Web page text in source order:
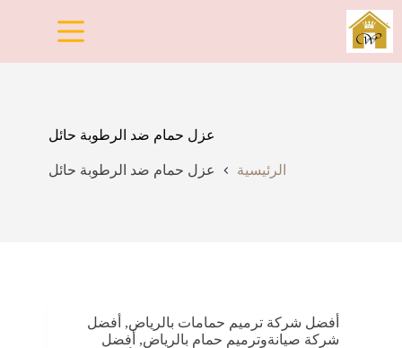
التجاوز
إلى
المحتوى
عزل حمام ضد الرطوبة حائل
الرئيسية عزل حمام ضد الرطوبة حائل
أفضل شركة ترميم حمامات بالرياض, أفضل
شركة صيانةوترميم حمام بالرياض, أفضل